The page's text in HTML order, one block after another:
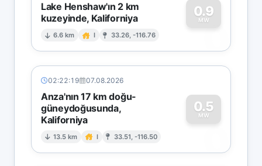
Lake Henshaw'ın 2 km
kuzeyinde, Kaliforniya
6.6 km I 33.26, -116.76
0.9
MW
0
02:22:19 07.08.2026
Anza'nın 17 km doğu-
güneydoğusunda,
Kaliforniya
13.5 km I 33.51, -116.50
0.5
MW
0